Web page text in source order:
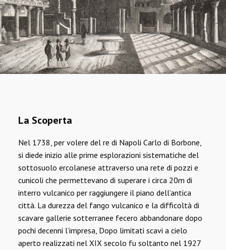
La Scoperta
Nel 1738, per volere del re di Napoli Carlo di Borbone,
si diede inizio alle prime esplorazioni sistematiche del
sottosuolo ercolanese attraverso una rete di pozzi e
cunicoli che permettevano di superare i circa 20m di
interro vulcanico per raggiungere il piano dell’antica
città. La durezza del fango vulcanico e la difficoltà di
scavare gallerie sotterranee fecero abbandonare dopo
pochi decenni l’impresa, Dopo limitati scavi a cielo
aperto realizzati nel XIX secolo fu soltanto nel 1927